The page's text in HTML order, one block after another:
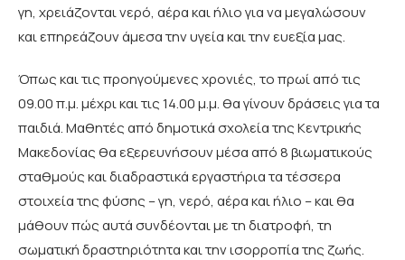
γη, χρειάζονται νερό, αέρα και ήλιο για να μεγαλώσουν
και επηρεάζουν άμεσα την υγεία και την ευεξία μας.
Όπως και τις προηγούμενες χρονιές, το πρωί από τις
09.00 π.μ. μέχρι και τις 14.00 μ.μ. θα γίνουν δράσεις για τα
παιδιά. Μαθητές από δημοτικά σχολεία της Κεντρικής
Μακεδονίας θα εξερευνήσουν μέσα από 8 βιωματικούς
σταθμούς και διαδραστικά εργαστήρια τα τέσσερα
στοιχεία της φύσης – γη, νερό, αέρα και ήλιο – και θα
μάθουν πώς αυτά συνδέονται με τη διατροφή, τη
σωματική δραστηριότητα και την ισορροπία της ζωής.